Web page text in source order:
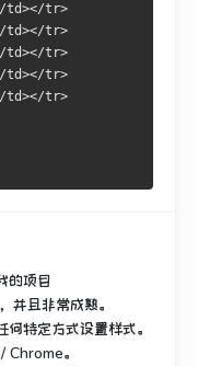
td></tr>
td></tr>
td></tr>
td></tr>
td></tr>
的项目
并且非常成熟。
特定方式设置样式。
。